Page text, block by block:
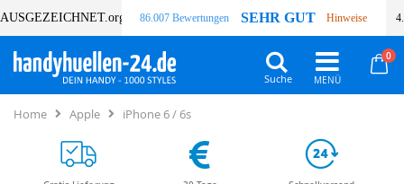
AUSGEZEICHNET.org 86.007 Bewertungen SEHR GUT Hinweise
0
Suche
Home Apple iPhone 6 / 6s